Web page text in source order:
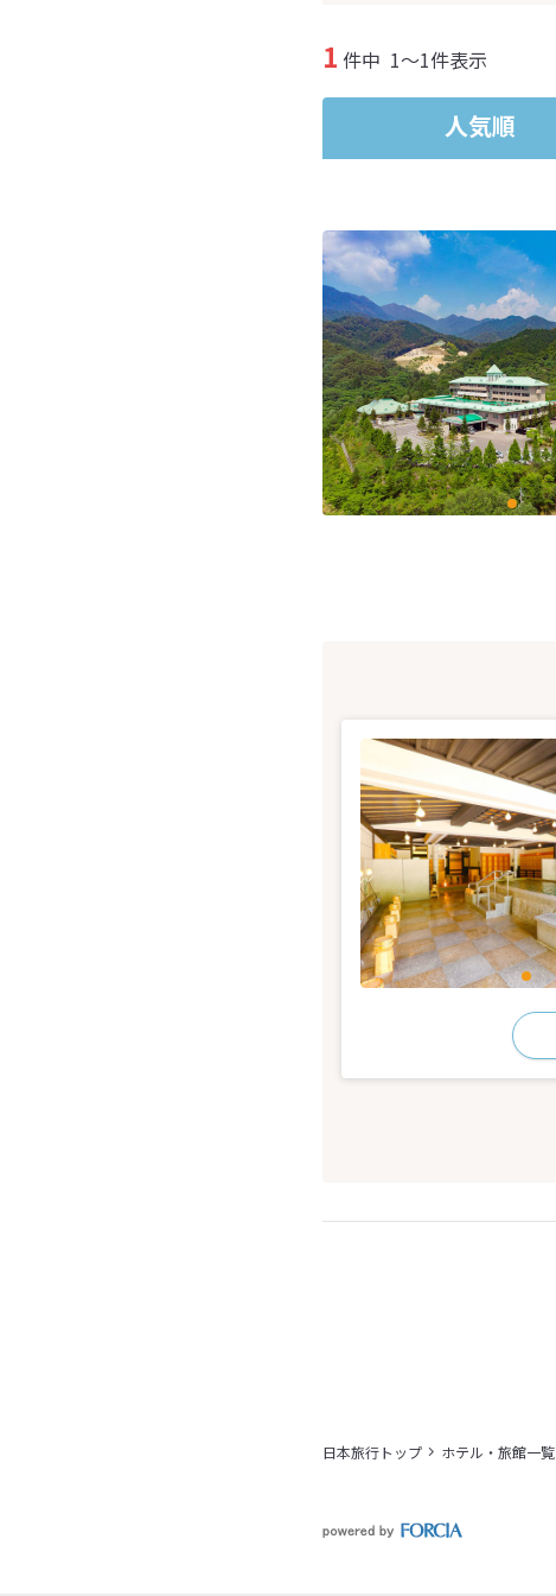
1 件中 1～1件表示
人気順
日本旅行トップ ホテル・旅館一覧